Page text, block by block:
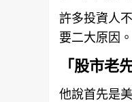
許多投資人
要二大原因。
「股市老
他說首先是